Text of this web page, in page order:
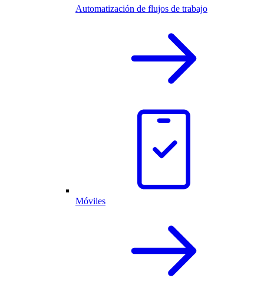
Automatización de flujos de trabajo
Móviles